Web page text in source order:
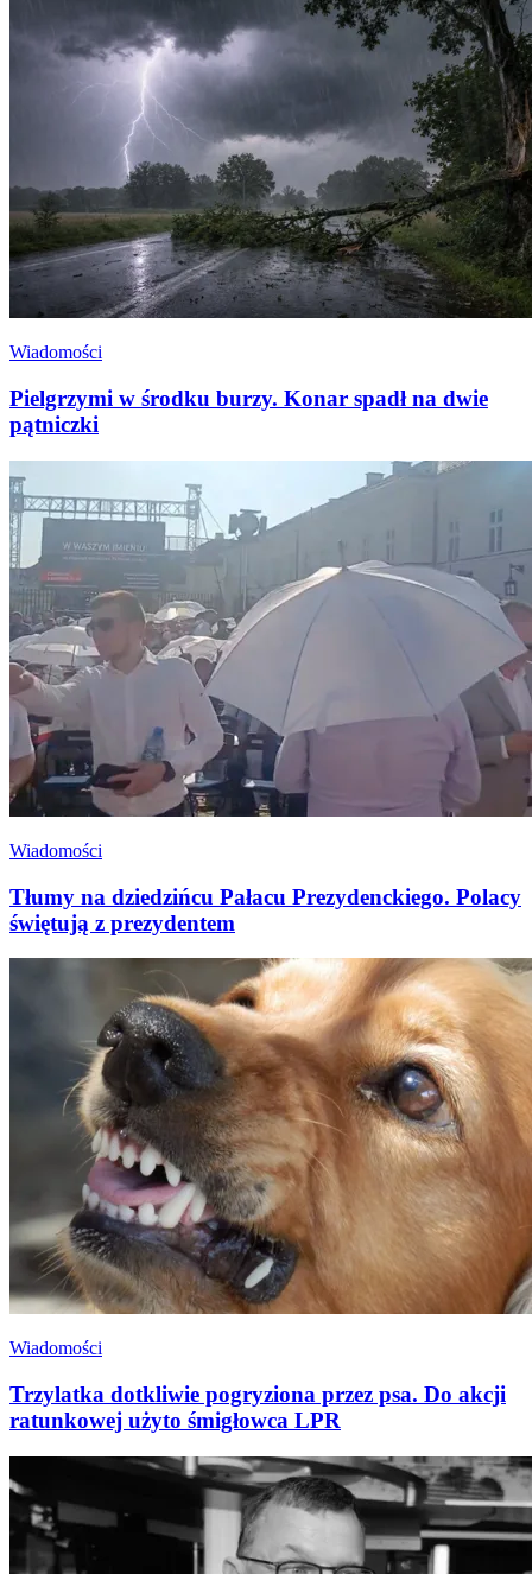
Wiadomości
Pielgrzymi w środku burzy. Konar spadł na dwie
pątniczki
Wiadomości
Tłumy na dziedzińcu Pałacu Prezydenckiego. Polacy
świętują z prezydentem
Wiadomości
Trzylatka dotkliwie pogryziona przez psa. Do akcji
ratunkowej użyto śmigłowca LPR